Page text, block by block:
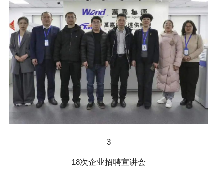
3
18次企业招聘宣讲会